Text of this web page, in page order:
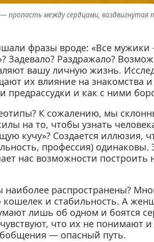
пропасть между сердцами, воздвигнутая
фразы вроде: «Все
Задевало? Раздражало?
вашу личную жизнь.
их влияние на знакомства
предрассудки и как с ними
К сожалению, мы
на то, чтобы узнать
кучу»? Создается иллюзия,
профессия) одинаковы.
нас возможности построить
наиболее распространены?
и стабильность. А
лишь об одном и боятся
что их не понимают
— опасный путь.